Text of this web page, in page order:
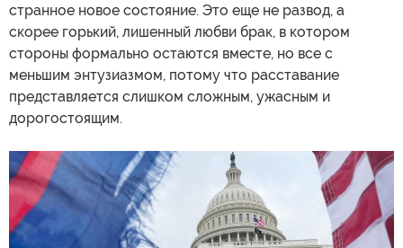
странное новое состояние. Это еще не развод, а
скорее горький, лишенный любви брак, в котором
стороны формально остаются вместе, но все с
меньшим энтузиазмом, потому что расставание
представляется слишком сложным, ужасным и
дорогостоящим.